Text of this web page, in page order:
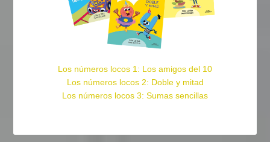
Los números locos 1: Los amigos del 10
Los números locos 2: Doble y mitad
Los números locos 3: Sumas sencillas